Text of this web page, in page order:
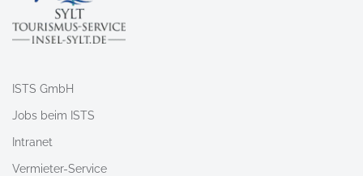
ISTS GmbH
Jobs beim ISTS
Intranet
Vermieter-Service